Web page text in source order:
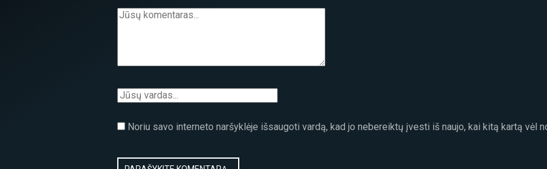
Noriu savo interneto naršyklėje išsaugoti vardą, kad jo nebereiktų įvesti iš naujo, kai kitą kartą vėl